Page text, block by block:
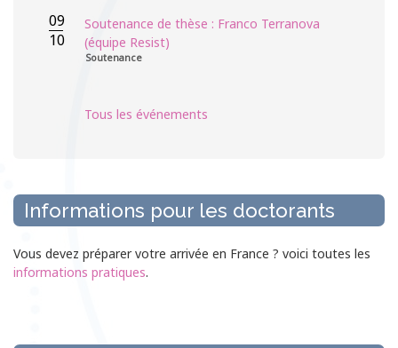
09
10
Soutenance de thèse : Franco Terranova
(équipe Resist)
Soutenance
Tous les événements
Informations pour les doctorants
Vous devez préparer votre arrivée en France ? voici toutes les
informations pratiques.